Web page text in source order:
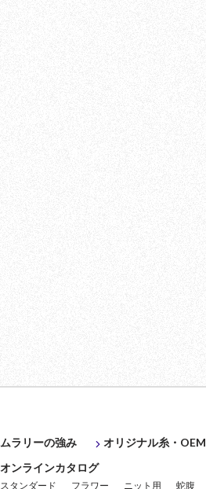
ムラリーの強み オリジナル糸・OEM
オンラインカタログ
スタンダード フラワー ニット用 蛇腹